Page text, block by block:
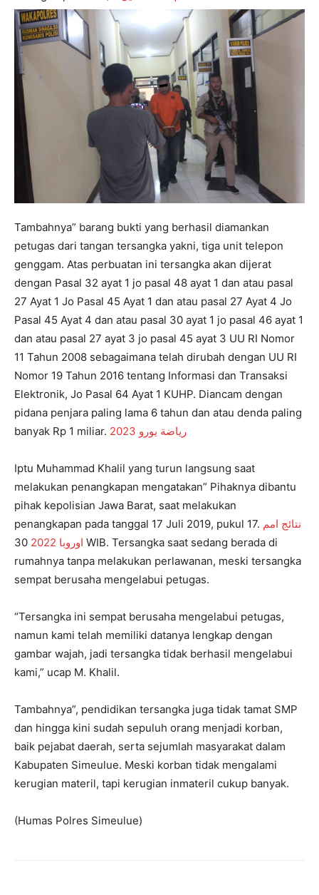
Tambahnya” barang bukti yang berhasil diamankan
petugas dari tangan tersangka yakni, tiga unit telepon
genggam. Atas perbuatan ini tersangka akan dijerat
dengan Pasal 32 ayat 1 jo pasal 48 ayat 1 dan atau pasal
27 Ayat 1 Jo Pasal 45 Ayat 1 dan atau pasal 27 Ayat 4 Jo
Pasal 45 Ayat 4 dan atau pasal 30 ayat 1 jo pasal 46 ayat 1
dan atau pasal 27 ayat 3 jo pasal 45 ayat 3 UU RI Nomor
11 Tahun 2008 sebagaimana telah dirubah dengan UU RI
Nomor 19 Tahun 2016 tentang Informasi dan Transaksi
Elektronik, Jo Pasal 64 Ayat 1 KUHP. Diancam dengan
pidana penjara paling lama 6 tahun dan atau denda paling
banyak Rp 1 miliar.
رياضة يورو 2023
Iptu Muhammad Khalil yang turun langsung saat
melakukan penangkapan mengatakan” Pihaknya dibantu
pihak kepolisian Jawa Barat, saat melakukan
penangkapan pada tanggal 17 Juli 2019, pukul 17. نتائج امم
اوروبا 2022
30 WIB. Tersangka saat sedang berada di
rumahnya tanpa melakukan perlawanan, meski tersangka
sempat berusaha mengelabui petugas.
“Tersangka ini sempat berusaha mengelabui petugas,
namun kami telah memiliki datanya lengkap dengan
gambar wajah, jadi tersangka tidak berhasil mengelabui
kami,” ucap M. Khalil.
Tambahnya”, pendidikan tersangka juga tidak tamat SMP
dan hingga kini sudah sepuluh orang menjadi korban,
baik pejabat daerah, serta sejumlah masyarakat dalam
Kabupaten Simeulue. Meski korban tidak mengalami
kerugian materil, tapi kerugian inmateril cukup banyak.
(Humas Polres Simeulue)